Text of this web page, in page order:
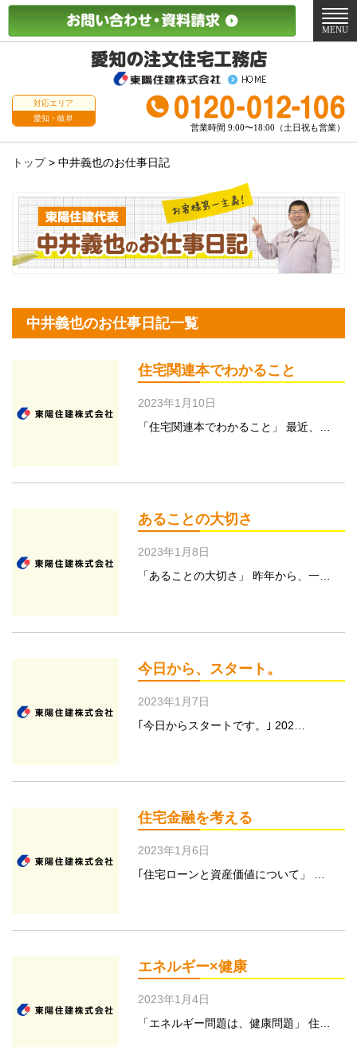
対応エリア
愛知・岐阜
営業時間 9:00〜18:00（土日祝も営業）
メ
ニ
MENU
トップ> 中井義也のお仕事日記
中井義也のお仕事日記一覧
住宅関連本でわかること
2023年1月10日
「住宅関連本でわかること」 最近、…
あることの大切さ
2023年1月8日
「あることの大切さ」 昨年から、一…
今日から、スタート。
2023年1月7日
｢今日からスタートです。｣ 202…
住宅金融を考える
2023年1月6日
｢住宅ローンと資産価値について」 …
エネルギー×健康
2023年1月4日
「エネルギー問題は、健康問題」 住…